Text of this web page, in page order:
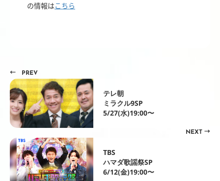
の情報はこちら
← PREV
テレ朝
ミラクル9SP
5/27(水)19:00〜
NEXT →
TBS
ハマダ歌謡祭SP
6/12(金)19:00〜